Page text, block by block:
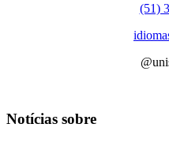
(51)
Notícias sobre